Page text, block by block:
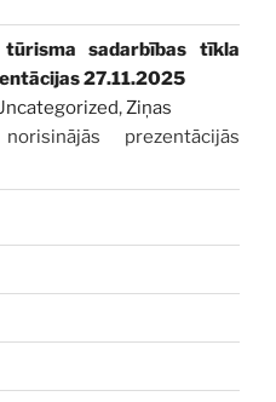
tūrisma sadarbības tīkla
27.11.2025
, Ziņas
prezentācijās